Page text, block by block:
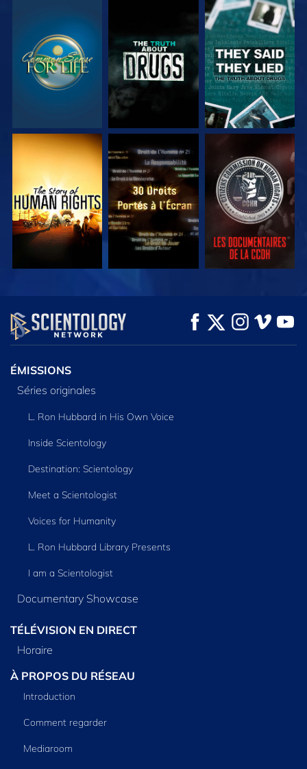
REGARDER REGARDER REGARDER
REGARDER REGARDER REGARDER
REGARDER REGARDER
DÉCOUVRIR LES
SÉRIES
ÉMISSIONS
Séries originales
L. Ron Hubbard in His Own Voice
Inside Scientology
Destination: Scientology
Meet a Scientologist
Voices for Humanity
L. Ron Hubbard Library Presents
I am a Scientologist
Documentary Showcase
TÉLÉVISION EN DIRECT
Horaire
À PROPOS DU RÉSEAU
Introduction
Comment regarder
Mediaroom